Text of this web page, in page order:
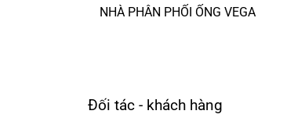
NHÀ PHÂN PHỐI ỐNG VEGA
Đối tác - khách hàng